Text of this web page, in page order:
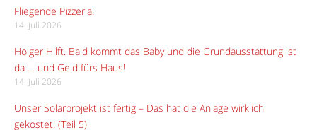
Fliegende Pizzeria!
14. Juli 2026
Holger Hilft. Bald kommt das Baby und die Grundausstattung ist
da … und Geld fürs Haus!
14. Juli 2026
Unser Solarprojekt ist fertig – Das hat die Anlage wirklich
gekostet! (Teil 5)